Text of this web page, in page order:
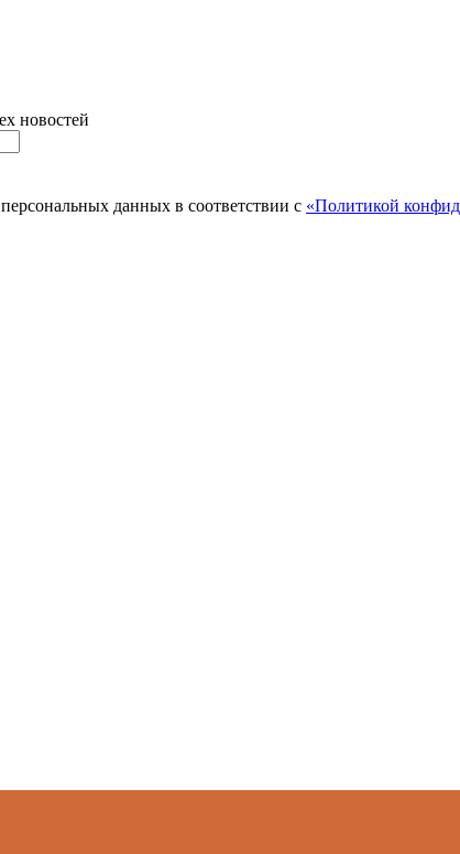
новостей
данных в соответствии с «Политикой